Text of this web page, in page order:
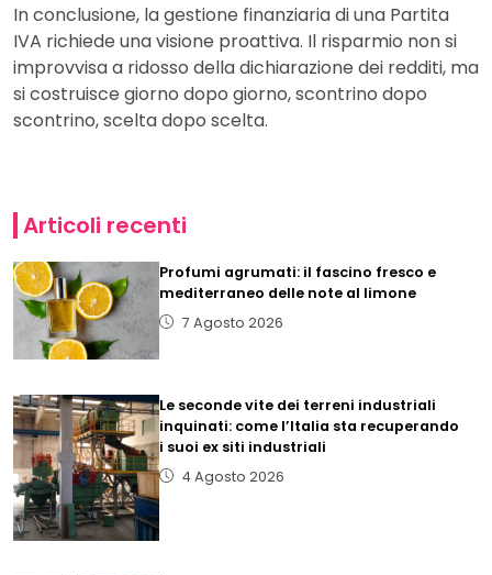
In conclusione, la gestione finanziaria di una Partita
IVA richiede una visione proattiva. Il risparmio non si
improvvisa a ridosso della dichiarazione dei redditi, ma
si costruisce giorno dopo giorno, scontrino dopo
scontrino, scelta dopo scelta.
Articoli recenti
Profumi agrumati: il fascino fresco e
mediterraneo delle note al limone
7 Agosto 2026
Le seconde vite dei terreni industriali
inquinati: come l’Italia sta recuperando
i suoi ex siti industriali
4 Agosto 2026